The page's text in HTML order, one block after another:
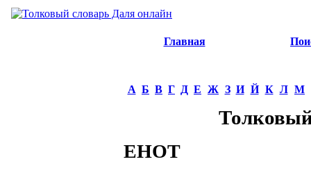
Главная
А Б В Г Д Е Ж З И Й К Л М
ЕНОТ